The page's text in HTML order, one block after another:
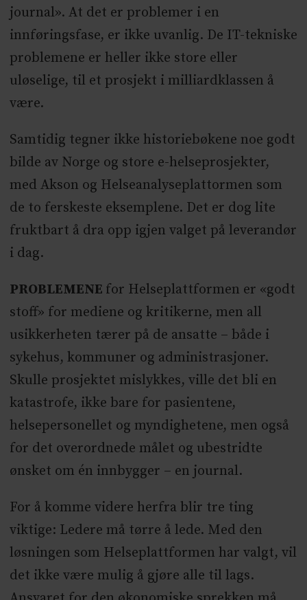
journal». At det er problemer i en
innføringsfase, er ikke uvanlig. De IT-tekniske
problemene er heller ikke store eller
uløselige, til et prosjekt i milliardklassen å
være.
Samtidig tegner ikke historiebøkene noe godt
bilde av Norge og store e-helseprosjekter,
med Akson og Helseanalyseplattormen som
de to ferskeste eksemplene. Det er dog lite
fruktbart å dra opp igjen valget på leverandør
i dag.
PROBLEMENE for Helseplattformen er «godt
stoff» for mediene og kritikerne, men all
usikkerheten tærer på de ansatte – både i
sykehus, kommuner og administrasjoner.
Skulle prosjektet mislykkes, ville det bli en
katastrofe, ikke bare for pasientene,
helsepersonellet og myndighetene, men også
for det overordnede målet og ubestridte
ønsket om én innbygger – en journal.
For å komme videre herfra blir tre ting
viktige: Ledere må tørre å lede. Med den
løsningen som Helseplattformen har valgt, vil
det ikke være mulig å gjøre alle til lags.